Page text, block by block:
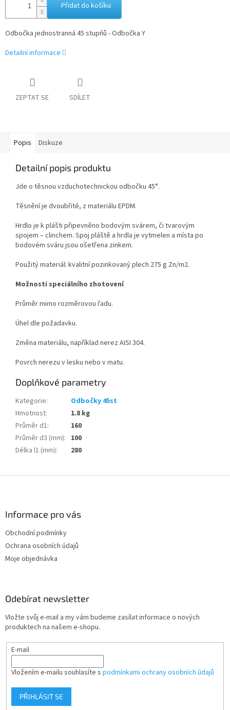
Přidat do košíku
Odbočka jednostranná 45 stupňů - Odbočka Y
Detailní informace
ZEPTAT SE SDÍLET
Popis Diskuze
Detailní popis produktu
Jde o těsnou vzduchotechnickou odbočku 45°.
Těsnění je dvoubřité, z materiálu EPDM.
Hrdlo je k plášti připevněno bodovým svárem, či tvarovým
spojem – clinchem. Spoj pláště a hrdla je vytmelen a místa po
bodovém sváru jsou ošetřena zinkem.
Použitý materiál: kvalitní pozinkovaný plech 275 g Zn/m2.
Možnosti speciálního zhotovení
Průměr mimo rozměrovou řadu.
Úhel dle požadavku.
Změna materiálu, například nerez AISI 304.
Povrch nerezu v lesku nebo v matu.
Doplňkové parametry
Kategorie:
Odbočky 45st
Hmotnost:
1.8 kg
Průměr d1:
160
Průměr d3 (mm): 100
Délka l1 (mm): 280
Informace pro vás
Obchodní podmínky
Ochrana osobních údajů
Moje objednávka
Odebírat newsletter
Vložte svůj e-mail a my vám budeme zasílat informace o nových
produktech na našem e-shopu.
E-mail
Vložením e-mailu souhlasíte s podmínkami ochrany osobních údajů
PŘIHLÁSIT SE